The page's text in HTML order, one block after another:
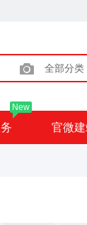
全部分类
New
官微